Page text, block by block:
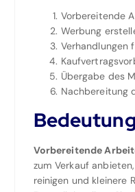
Vorbereitende
Werbung
Verhandlungen
Übergabe des
Nachbereitung
Vorbereitende
zum Verkauf
reinigen und kleinere